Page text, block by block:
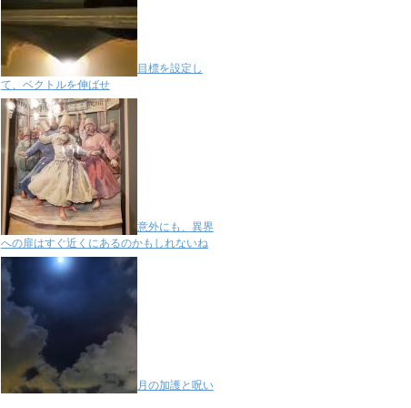
目標を設定し
て、ベクトルを伸ばせ
意外にも、異界
への扉はすぐ近くにあるのかもしれないね
月の加護と呪い